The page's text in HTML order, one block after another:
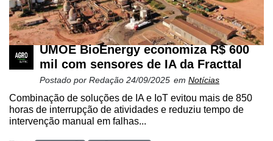
UMOE BioEnergy economiza R$ 600
mil com sensores de IA da Fracttal
Postado por Redação 24/09/2025 em Notícias
Combinação de soluções de IA e IoT evitou mais de 850
horas de interrupção de atividades e reduziu tempo de
intervenção manual em falhas...